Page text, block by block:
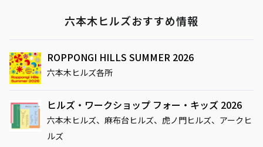
六本木ヒルズおすすめ情報
ROPPONGI HILLS SUMMER 2026
六本木ヒルズ各所
ヒルズ・ワークショップ フォー・キッズ 2026
六本木ヒルズ、麻布台ヒルズ、虎ノ門ヒルズ、アークヒ
ルズ